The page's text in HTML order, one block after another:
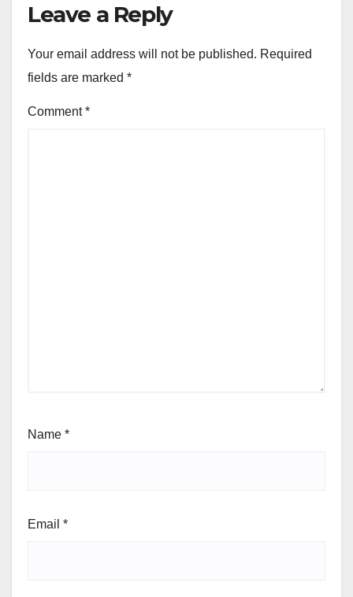
Leave a Reply
Your email address will not be published. Required
fields are marked *
Comment*
Name *
Email *